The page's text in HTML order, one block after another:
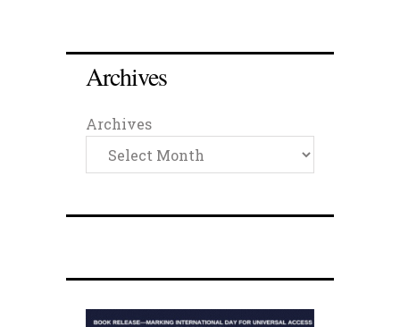
Archives
Archives